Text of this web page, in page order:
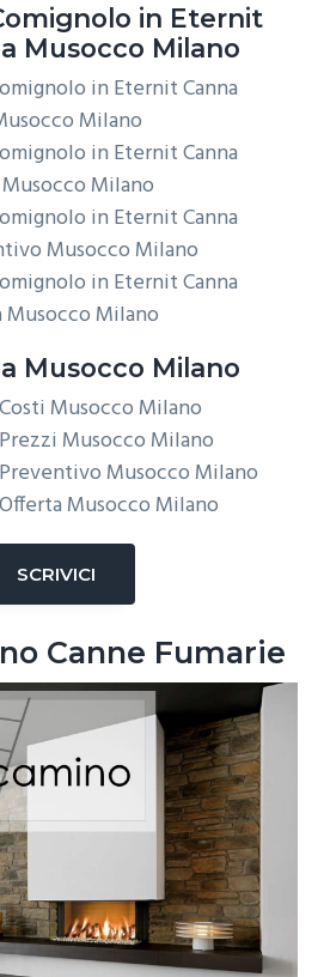
in Eternit
Musocco Milano
in Eternit Canna
Milano
in Eternit Canna
Milano
in Eternit Canna
Musocco Milano
in Eternit Canna
Musocco Milano
Musocco Milano
Musocco Milano
Musocco Milano
Musocco Milano
Musocco Milano
SCRIVICI
Canne Fumarie